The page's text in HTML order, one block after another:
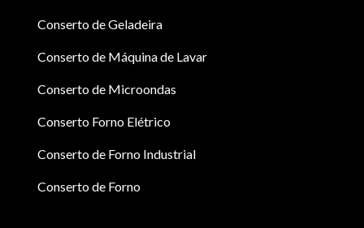
Conserto de Geladeira
Conserto de Máquina de Lavar
Conserto de Microondas
Conserto Forno Elétrico
Conserto de Forno Industrial
Conserto de Forno